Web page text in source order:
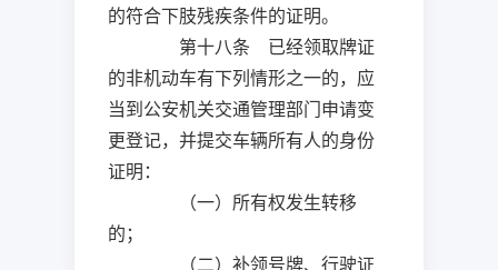
的符合下肢残疾条件的证明。
第十八条 已经领取牌证
的非机动车有下列情形之一的，应
当到公安机关交通管理部门申请变
更登记，并提交车辆所有人的身份
证明：
（一）所有权发生转移
的；
（二）补领号牌、行驶证